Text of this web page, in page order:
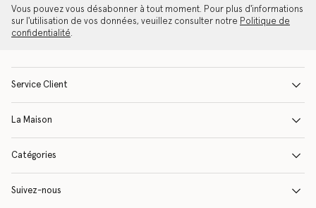
Vous pouvez vous désabonner à tout moment. Pour plus d'informations
sur l'utilisation de vos données, veuillez consulter notre Politique de
confidentialité.
Service Client
La Maison
Catégories
Suivez-nous